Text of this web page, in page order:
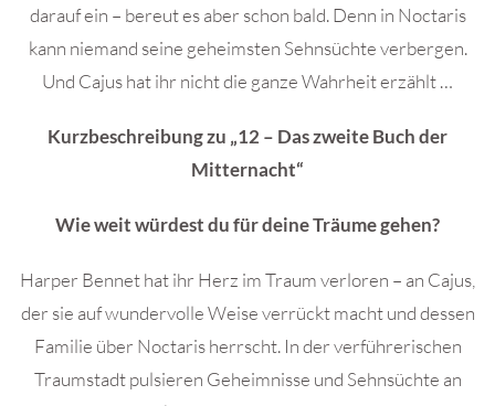
darauf ein – bereut es aber schon bald. Denn in Noctaris
kann niemand seine geheimsten Sehnsüchte verbergen.
Und Cajus hat ihr nicht die ganze Wahrheit erzählt …
Kurzbeschreibung zu „12 – Das zweite Buch der
Mitternacht“
Wie weit würdest du für deine Träume gehen?
Harper Bennet hat ihr Herz im Traum verloren – an Cajus,
der sie auf wundervolle Weise verrückt macht und dessen
Familie über Noctaris herrscht. In der verführerischen
Traumstadt pulsieren Geheimnisse und Sehnsüchte an